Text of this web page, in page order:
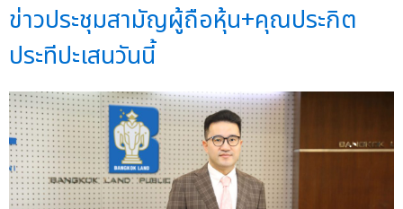
ข่าวประชุมสามัญผู้ถือหุ้น+คุณประกิต
ประทีปะเสนวันนี้